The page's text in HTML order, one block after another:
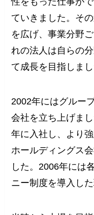
ていきました。そ
を広げ、事業分野
れの法人は自らの
て成長を目指しまし
2002年にはグルー
会社を立ち上げま
年に入社し、より
ホールディングス
した。2006年には
ニー制度を導入し